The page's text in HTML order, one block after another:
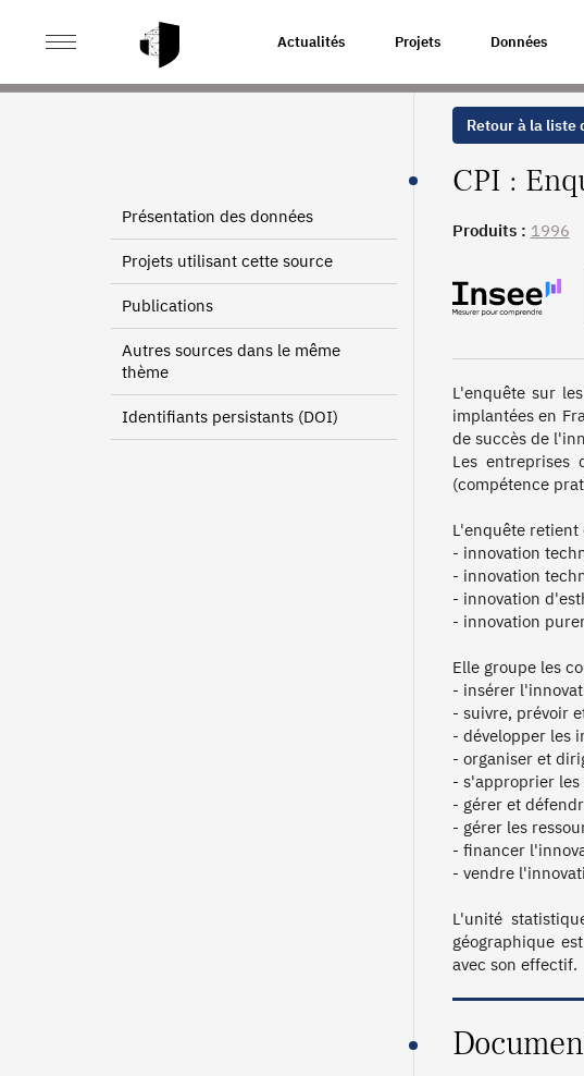
Actualités Projets Données
ACCUEIL ENQUÊTE SUR LES COMPÉTENCES POUR
Présentation des données
Projets utilisant cette source
Publications
Autres sources dans le même
thème
Identifiants persistants (DOI)
Retour à la liste
CPI :
Produits : 1996
L'enquête sur
implantées en
de succès de
Les entreprises
(compétence
L'enquête
- innovation
- innovation
- innovation
- innovation
Elle groupe les
- insérer
- suivre, prévoir
- développer les
- organiser et
- s'approprier les
- gérer et
- gérer les
- financer
- vendre
L'unité
géographique